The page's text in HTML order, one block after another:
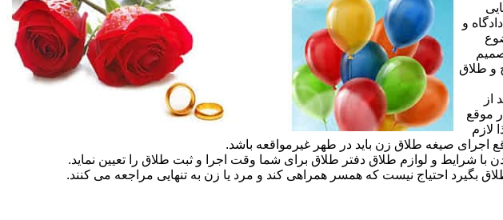
و
و طلاق
از
موقع
لازم
اجرای صیغه طلاق زن باید در طهر غیرمواقعه باشد.
با شرایط و لوازم طلاق دفتر طلاق برای شما وقت اجرا و ثبت طلاق را تعیین نماید.
بگیرد احتیاج نیست که همسر همراهی کند و مرد یا زن به تنهایی مراجعه می کنند.